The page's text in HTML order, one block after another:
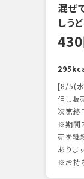
混ぜ
しう
[8/5(
但し販
次第終
※期間
売を継
ありま
※お持